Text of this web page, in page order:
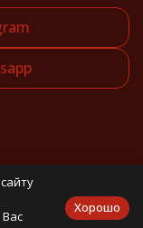
Хорошо